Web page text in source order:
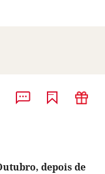
depois de